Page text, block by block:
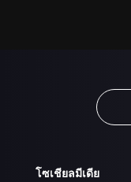
โซเชียลมีเดีย